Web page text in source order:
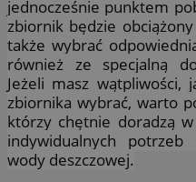
jednocześnie punktem
zbiornik będzie
także wybrać
również ze specjalną
Jeżeli masz wątpliwości,
zbiornika wybrać, warto
którzy chętnie doradzą
indywidualnych potrzeb
wody deszczowej.